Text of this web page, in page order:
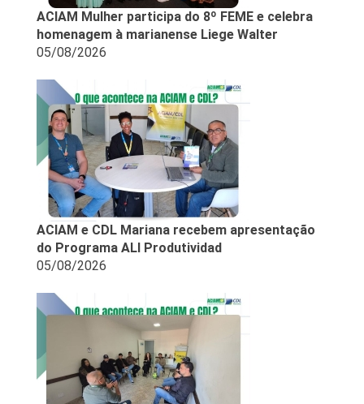
ACIAM Mulher participa do 8º FEME e celebra
homenagem à marianense Liege Walter
05/08/2026
ACIAM e CDL Mariana recebem apresentação
do Programa ALI Produtividad
05/08/2026